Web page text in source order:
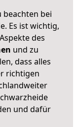
beachten bei
Es ist wichtig,
des
und zu
dass alles
richtigen
und dafür